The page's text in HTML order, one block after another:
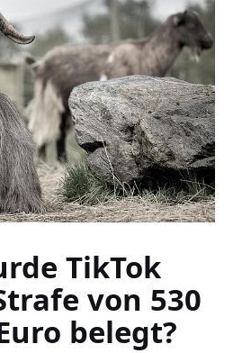
TikTok
von 530
belegt?